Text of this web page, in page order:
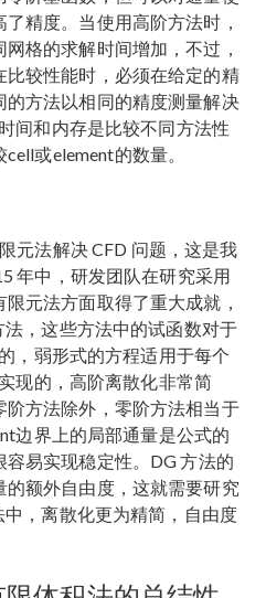
精度。当使用高阶方法时，
格的求解时间增加，不过，
较性能时，必须在给定的精
的方法以相同的精度测量解决
间和内存是比较不同方法性
或element的数量。
元法解决 CFD 问题，这是我
年中，研发团队在研究采用
元法方面取得了重大成就，
，这些方法中的试函数对于
，弱形式的方程适用于每个
现的，高阶离散化非常简
方法除外，零阶方法相当于
边界上的局部通量是公式的
易实现稳定性。DG 方法的
额外自由度，这就需要研究
，离散化更为精简，自由度